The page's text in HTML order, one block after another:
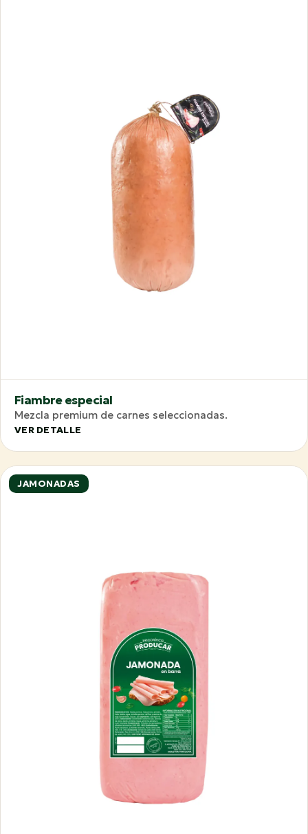
Fiambre especial
Mezcla premium de carnes seleccionadas.
VER DETALLE
JAMONADAS